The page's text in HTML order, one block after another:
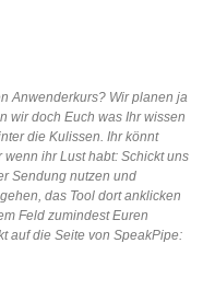
Anwenderkurs? Wir planen ja
wir doch Euch was Ihr wissen
die Kulissen. Ihr könnt
ihr Lust habt: Schickt uns
Sendung nutzen und
das Tool dort anklicken
Feld zumindest Euren
auf die Seite von SpeakPipe: